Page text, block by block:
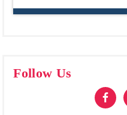
Follow Us